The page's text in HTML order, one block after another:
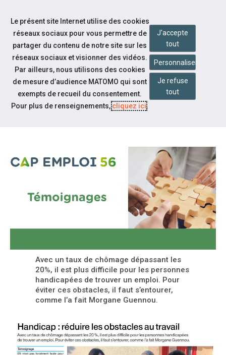
Aller au contenu
Notre actualité
DÉCOUVREZ LE TÉMOIGNAGE
Avec un taux de chômage dépassant les
20%, il est plus difficile pour les personnes
handicapées de trouver un emploi. Pour
éviter ces obstacles, il faut s’entourer,
comme l’a fait Morgane Guennou.
Le présent site Internet utilise des cookies
réseaux sociaux pour vous permettre de
partager du contenu de notre site sur les
réseaux sociaux et visionner des vidéos.
Par ailleurs, nous utilisons des cookies
de mesure d’audience MATOMO qui sont
exempts de recueil du consentement.
Pour plus de renseignements,cliquez ici.
J'accepte
tout
Personnaliser
Je refuse
tout